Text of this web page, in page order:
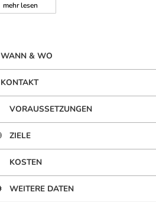
mehrlesen
WANN & WO
KONTAKT
VORAUSSETZUNGEN
ZIELE
KOSTEN
WEITERE DATEN